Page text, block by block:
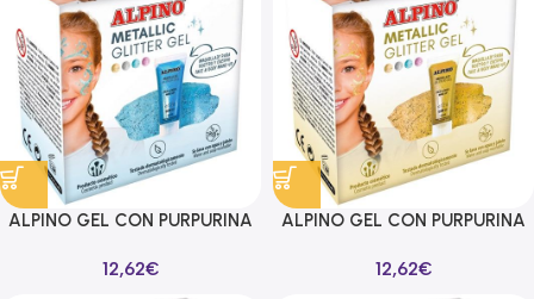
ALPINO GEL CON PURPURINA
AZUL
12,62€
ALPINO GEL CON PURPURINA
ORO
12,62€